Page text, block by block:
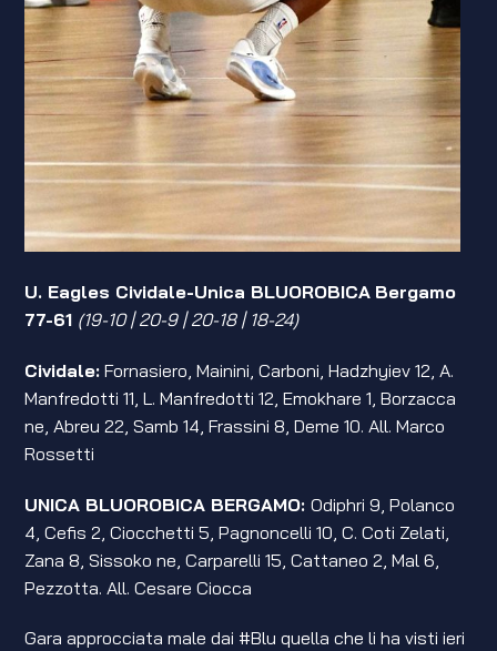
U. Eagles Cividale-Unica BLUOROBICA Bergamo
77-61 (19-10 | 20-9 | 20-18 | 18-24)
Cividale: Fornasiero, Mainini, Carboni, Hadzhyiev 12, A.
Manfredotti 11, L. Manfredotti 12, Emokhare 1, Borzacca
ne, Abreu 22, Samb 14, Frassini 8, Deme 10. All. Marco
Rossetti
UNICA BLUOROBICA BERGAMO:Odiphri 9, Polanco
4, Cefis 2, Ciocchetti 5, Pagnoncelli 10, C. Coti Zelati,
Zana 8, Sissoko ne, Carparelli 15, Cattaneo 2, Mal 6,
Pezzotta. All. Cesare Ciocca
Gara approcciata male dai #Blu quella che li ha visti ieri